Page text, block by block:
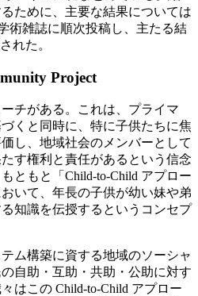
ために、主要な結果については
術雑誌に順次投稿し、主たる結
れた。
Project
チがある。これは、プライマ
くと同時に、特に子供たちに焦
し、地域社会のメンバーとして
す権利と責任があるという信念
ともと「Child-to-Child アプロー
いて、年長の子供が幼い妹や弟
知識を伝授するというコンセプ
ム構築に資する地域のソーシャ
自助・互助・共助・公助に対す
はこの Child-to-Child アプロー